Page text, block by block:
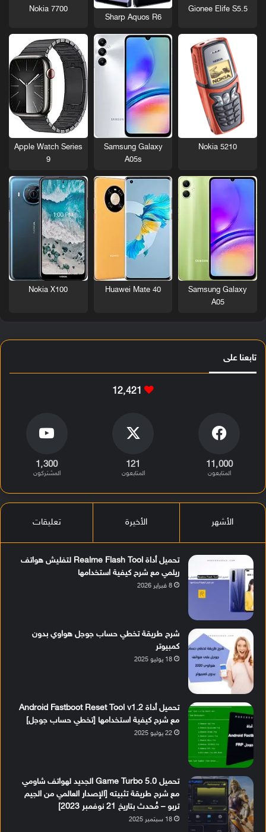
Gionee Elife S5.5
Sharp Aquos R6
Nokia 7700
Nokia 5210
Samsung Galaxy
A05s
Apple Watch Series
9
Samsung Galaxy
A05
Huawei Mate 40
Nokia X100
تابعنا على
12٬421
11٬000
المتابعون
121
المتابعون
1٬300
المشتركون
الأشهر الأخيرة تعليقات
تحميل أداة Realme Flash Tool لتفليش هواتف
ريلمي مع شرح كيفية استخدامها
8 فبراير 2026
شرح طريقة تخطي حساب جوجل هواوي بدون
كمبيوتر
18 يوليو 2025
تحميل أداة Android Fastboot Reset Tool v1.2
مع شرح كيفية استخدامها [تخطي حساب جوجل]
22 يوليو 2025
تحميل Game Turbo 5.0 الجديد لهواتف شاومي
مع شرح طريقة تثبيته [الإصدار العالمي من الجيم
تربو – مُحدث بتاريخ 21 نوفمبر 2023]
18 سبتمبر 2025